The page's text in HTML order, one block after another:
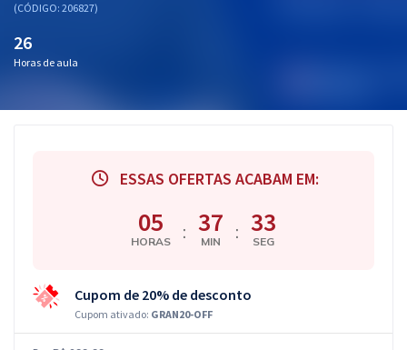
Blog
Aprovados
(CÓDIGO: 206827)
26
Horas de aula
ESSAS OFERTAS ACABAM EM:
05
HORAS : 37
MIN : 32
SEG
Cupom de 20% de desconto
Cupom ativado: GRAN20-OFF